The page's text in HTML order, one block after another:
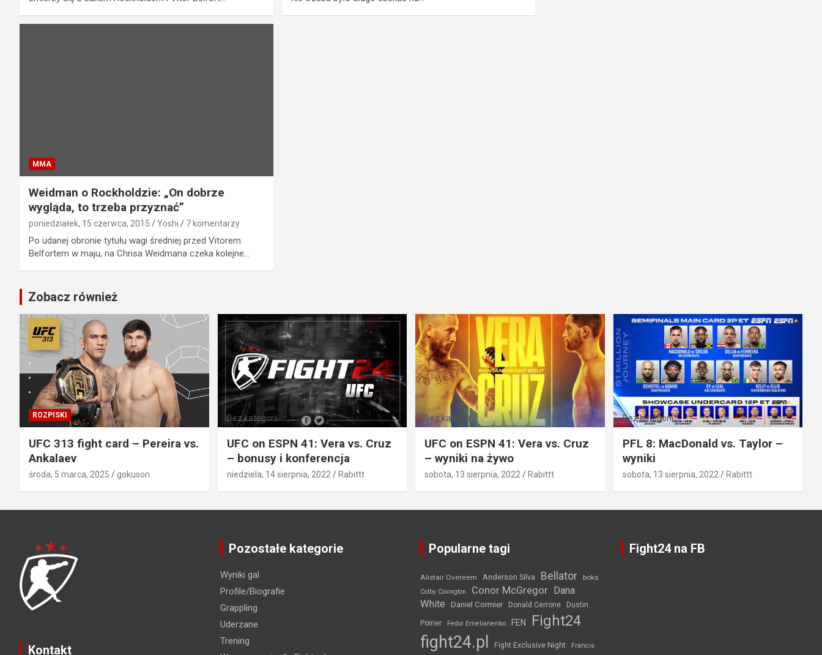
MMA
Weidman o Rockholdzie: „On dobrze
wygląda, to trzeba przyznać”
poniedziałek, 15 czerwca, 2015 Yoshi 7 komentarzy
Po udanej obronie tytułu wagi średniej przed Vitorem
Belfortem w maju, na Chrisa Weidmana czeka kolejne…
Zobacz również
ROZPISKI
UFC 313 fight card – Pereira vs.
Ankalaev
środa, 5 marca, 2025 gokuson
Bez kategorii
UFC on ESPN 41: Vera vs. Cruz
– bonusy i konferencja
niedziela, 14 sierpnia, 2022 Rabittt
Bez kategorii
UFC on ESPN 41: Vera vs. Cruz
– wyniki na żywo
sobota, 13 sierpnia, 2022 Rabittt
Bez kategorii
PFL 8: MacDonald vs. Taylor –
wyniki
sobota, 13 sierpnia, 2022 Rabittt
Kontakt
Pozostałe kategorie
Wyniki gal
Profile/Biografie
Grappling
Uderzane
Trening
Popularne tagi
Alistair Overeem Anderson Silva Bellator boks
Colby Covington Conor McGregor
Dana
White
Daniel Cormier Donald Cerrone Dustin
Poirier Fedor Emelianenko FEN Fight24
fight24.pl Fight Exclusive Night Francis
Fight24 na FB